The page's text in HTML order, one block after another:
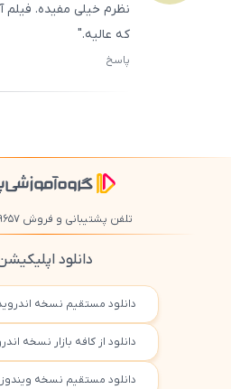
نظرم خیلی مفیده.
که عالیه."
پاسخ
تلفن پشتیبانی و فروش ۶۲۹۹۹۶۵۷
دانلود
دانلود مستقیم نسخه
دانلود از کافه بازار نسخه
دانلود مستقیم نسخه ویندوز